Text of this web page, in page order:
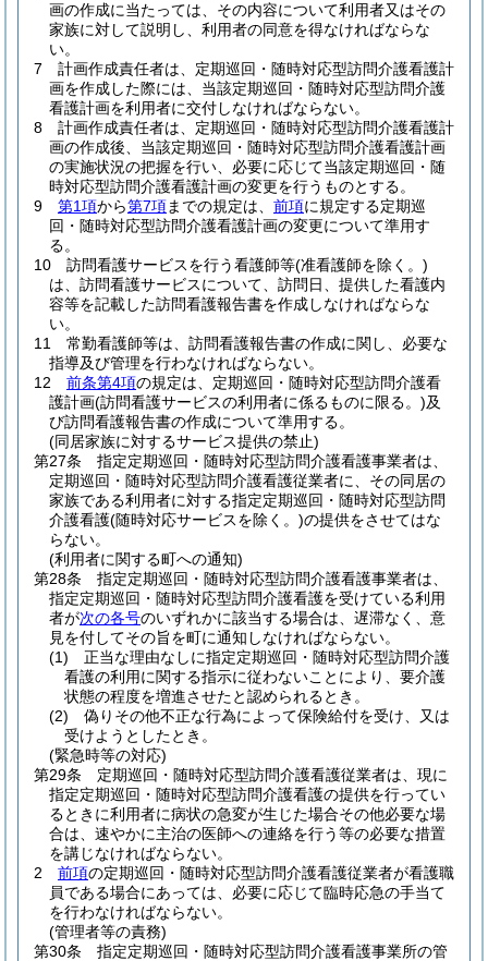
画の作成に当たっては、その内容について利用者又はその
家族に対して説明し、利用者の同意を得なければならな
い。
7
計画作成責任者は、定期巡回・随時対応型訪問介護看護計
画を作成した際には、当該定期巡回・随時対応型訪問介護
看護計画を利用者に交付しなければならない。
8
計画作成責任者は、定期巡回・随時対応型訪問介護看護計
画の作成後、当該定期巡回・随時対応型訪問介護看護計画
の実施状況の把握を行い、必要に応じて当該定期巡回・随
時対応型訪問介護看護計画の変更を行うものとする。
9
第1項から第7項までの規定は、 前項に規定する定期巡
回・随時対応型訪問介護看護計画の変更について準用す
る。
10
訪問看護サービスを行う看護師等(准看護師を除く。)
は、訪問看護サービスについて、訪問日、提供した看護内
容等を記載した訪問看護報告書を作成しなければならな
い。
11
常勤看護師等は、訪問看護報告書の作成に関し、必要な
指導及び管理を行わなければならない。
12
前条第4項の規定は、定期巡回・随時対応型訪問介護看
護計画(訪問看護サービスの利用者に係るものに限る。)及
び訪問看護報告書の作成について準用する。
(同居家族に対するサービス提供の禁止)
第27条
指定定期巡回・随時対応型訪問介護看護事業者は、
定期巡回・随時対応型訪問介護看護従業者に、その同居の
家族である利用者に対する指定定期巡回・随時対応型訪問
介護看護(随時対応サービスを除く。)の提供をさせてはな
らない。
(利用者に関する町への通知)
第28条
指定定期巡回・随時対応型訪問介護看護事業者は、
指定定期巡回・随時対応型訪問介護看護を受けている利用
者が次の各号のいずれかに該当する場合は、遅滞なく、意
見を付してその旨を町に通知しなければならない。
(1)
正当な理由なしに指定定期巡回・随時対応型訪問介護
看護の利用に関する指示に従わないことにより、要介護
状態の程度を増進させたと認められるとき。
(2)
偽りその他不正な行為によって保険給付を受け、又は
受けようとしたとき。
(緊急時等の対応)
第29条
定期巡回・随時対応型訪問介護看護従業者は、現に
指定定期巡回・随時対応型訪問介護看護の提供を行ってい
るときに利用者に病状の急変が生じた場合その他必要な場
合は、速やかに主治の医師への連絡を行う等の必要な措置
を講じなければならない。
2
前項の定期巡回・随時対応型訪問介護看護従業者が看護職
員である場合にあっては、必要に応じて臨時応急の手当て
を行わなければならない。
(管理者等の責務)
第30条
指定定期巡回・随時対応型訪問介護看護事業所の管